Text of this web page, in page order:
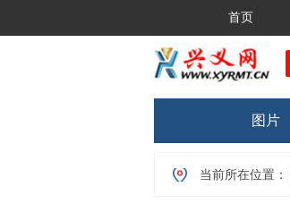
首页
图片
当前所在位置：